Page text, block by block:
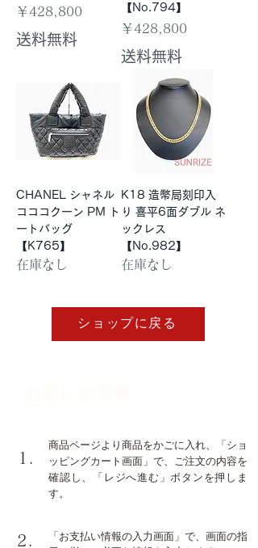
価格
￥428,800
送料無料
【No.794】
価格
￥428,800
送料無料
CHANEL シャネル
コココクーン PM ト
ートバッグ
【K765】
在庫なし
K18 造幣局刻印入
り 喜平6面ダブル ネ
ックレス
【No.982】
在庫なし
ショップに戻る
1.
商品ページより商品をかごに入れ、「ショ
ッピングカート画面」で、ご注文の内容を
確認し、「レジへ進む」ボタンを押しま
す。
2.
「お支払い情報の入力画面」で、画面の指